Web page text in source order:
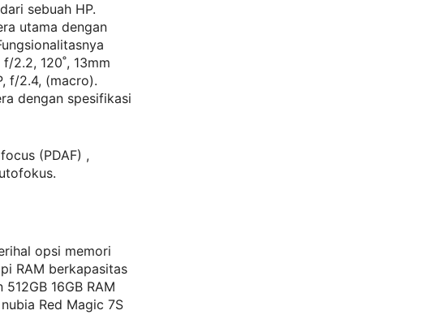
sebuah HP.
utama dengan
2.2, 120˚, 13mm
f/2.4, (macro).
dengan spesifikasi
(PDAF) ,
opsi memori
RAM berkapasitas
16GB RAM
Red Magic 7S